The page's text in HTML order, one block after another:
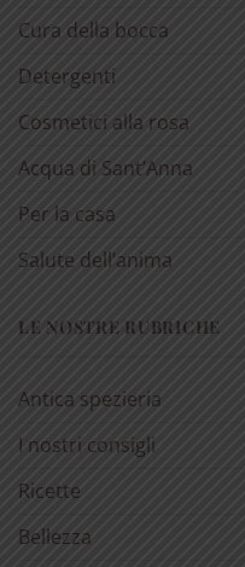
Cura della bocca
Detergenti
Cosmetici alla rosa
Acqua di Sant’Anna
Per la casa
Salute dell’anima
LE NOSTRE RUBRICHE
Antica spezieria
I nostri consigli
Ricette
Bellezza